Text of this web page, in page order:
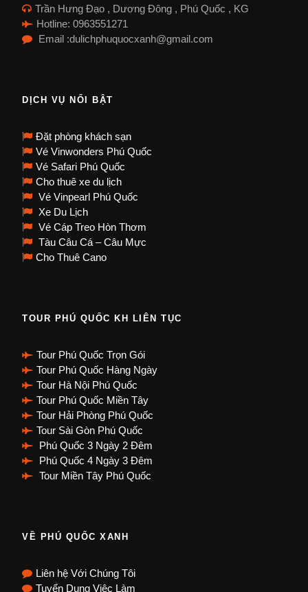
Trần Hưng Đạo , Dương Đông , Phú Quốc , KG
Hotline: 0963551271
Email :dulichphuquocxanh@gmail.com
DỊCH VỤ NỔI BẬT
Đặt phòng khách sạn
Vé Vinwonders Phú Quốc
Vé Safari Phú Quốc
Cho thuê xe du lịch
Vé Vinpearl Phú Quốc
Xe Du Lịch
Vé Cáp Treo Hòn Thơm
Tàu Câu Cá – Câu Mực
Cho Thuê Cano
TOUR PHÚ QUỐC KH LIÊN TỤC
Tour Phú Quốc Trọn Gói
Tour Phú Quốc Hàng Ngày
Tour Hà Nội Phú Quốc
Tour Phú Quốc Miền Tây
Tour Hải Phòng Phú Quốc
Tour Sài Gòn Phú Quốc
Phú Quốc 3 Ngày 2 Đêm
Phú Quốc 4 Ngày 3 Đêm
Tour Miền Tây Phú Quốc
VỀ PHÚ QUỐC XANH
Liên hệ Với Chúng Tôi
Tuyển Dụng Việc Làm